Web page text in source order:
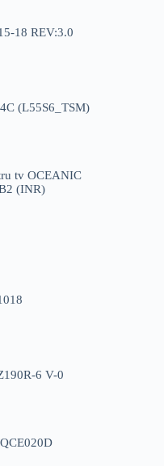
18 REV:3.0
(L55S6_TSM)
tv OCEANIC
(INR)
6 V-0